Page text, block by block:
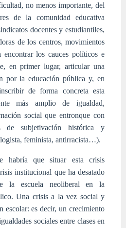
no menos importante, del
de la comunidad educativa
docentes y estudiantiles,
de los centros, movimientos
los cauces políticos e
en primer lugar, articular una
por la educación pública y, en
de forma concreta esta
más amplio de igualdad,
social que entronque con
de subjetivación histórica y
feminista, antirracista…).
habría que situar esta crisis
institucional que ha desatado
la escuela neoliberal en la
Una crisis a la vez social y
escolar: es decir, un crecimiento
sociales entre clases en